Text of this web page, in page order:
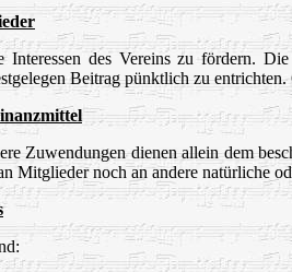
des Vereins zu fördern.
Beitrag pünktlich zu
Zuwendungen dienen allein dem
Mitglieder noch an andere natürliche